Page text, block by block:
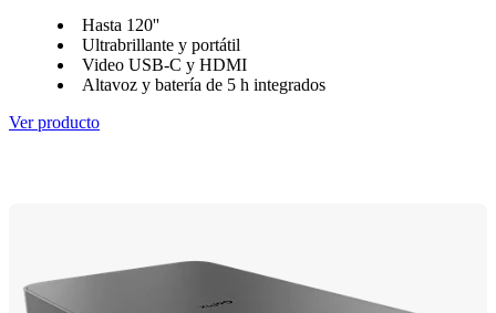
Hasta 120''
Ultrabrillante y portátil
Video USB-C y HDMI
Altavoz y batería de 5 h integrados
Ver producto